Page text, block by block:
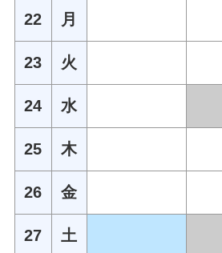
22 月
23 火
24 水
25 木
26 金
27 土